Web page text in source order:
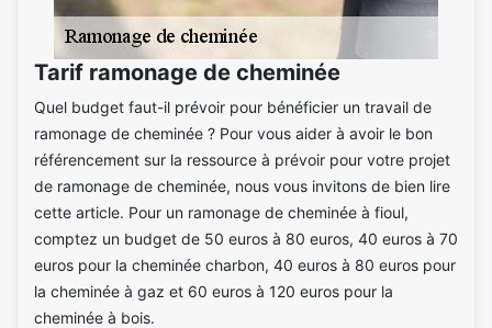
Tarif ramonage de cheminée
Quel budget faut-il prévoir pour bénéficier un travail de
ramonage de cheminée ? Pour vous aider à avoir le bon
référencement sur la ressource à prévoir pour votre projet
de ramonage de cheminée, nous vous invitons de bien lire
cette article. Pour un ramonage de cheminée à fioul,
comptez un budget de 50 euros à 80 euros, 40 euros à 70
euros pour la cheminée charbon, 40 euros à 80 euros pour
la cheminée à gaz et 60 euros à 120 euros pour la
cheminée à bois.